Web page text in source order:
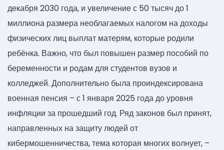
декабря 2030 года, и увеличение с 50 тысяч до 1
миллиона размера необлагаемых налогом на доходы
физических лиц выплат матерям, которые родили
ребёнка. Важно, что был повышен размер пособий по
беременности и родам для студентов вузов и
колледжей. Дополнительно была проиндексирована
военная пенсия – с 1 января 2025 года до уровня
инфляции за прошедший год. Ряд законов был принят,
направленных на защиту людей от
кибермошенничества, тема которая многих волнует, –